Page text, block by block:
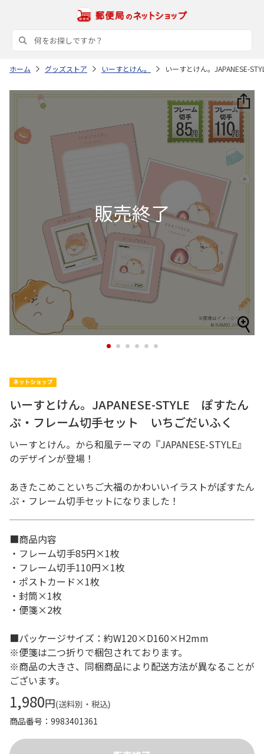
ホーム グッズストア いーすとけん。 いーすとけん。JAPANESE-
1 2 3 4 5 6
いーすとけん。JAPANESE-STYLE ぽすたん
ぷ・フレーム切手セット いちごだいふく
いーすとけん。から和風テーマの『JAPANESE-STYLE』
のデザインが登場！
あきたこめこといちご大福のかわいいイラストがぽすたん
ぷ・フレーム切手セットになりました！
■商品内容
・フレーム切手85円×1枚
・フレーム切手110円×1枚
・ポストカード×1枚
・封筒×1枚
・便箋×2枚
■パッケージサイズ：約W120×D160×H2mm
※便箋は二つ折りで梱包されております。
※商品の大きさ、同梱商品により配送方法が異なることが
ございます。
1,980円(送料別・税込)
商品番号
9983401361